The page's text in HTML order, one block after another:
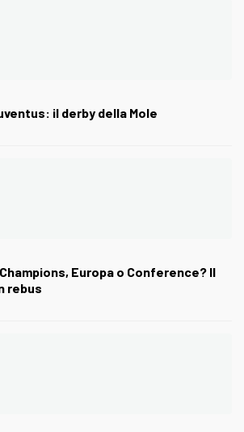
il derby della Mole
Europa o Conference? Il
rebus